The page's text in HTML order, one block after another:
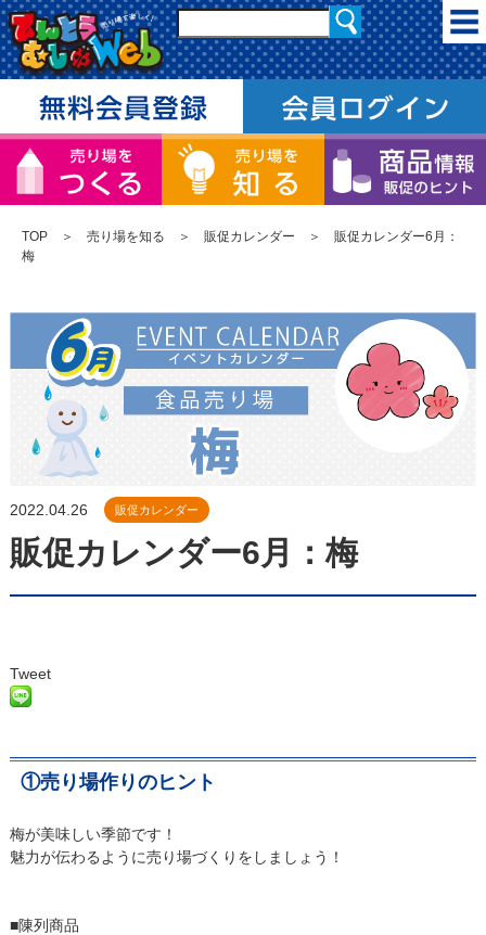
TOP ＞ 売り場を知る ＞ 販促カレンダー ＞ 販促カレンダー6月：
梅
2022.04.26 販促カレンダー
販促カレンダー6月：梅
Tweet
①売り場作りのヒント
梅が美味しい季節です！
魅力が伝わるように売り場づくりをしましょう！
■陳列商品